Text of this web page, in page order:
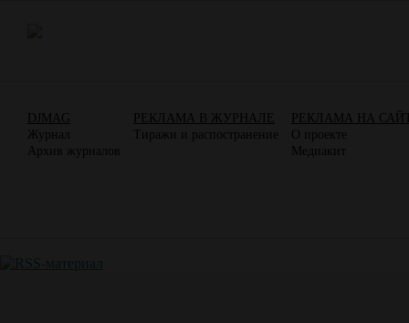
DJMAG
Журнал
Архив журналов
РЕКЛАМА В ЖУРНАЛЕ
Тиражи и распостранение
РЕКЛАМА НА
О проекте
Медиакит